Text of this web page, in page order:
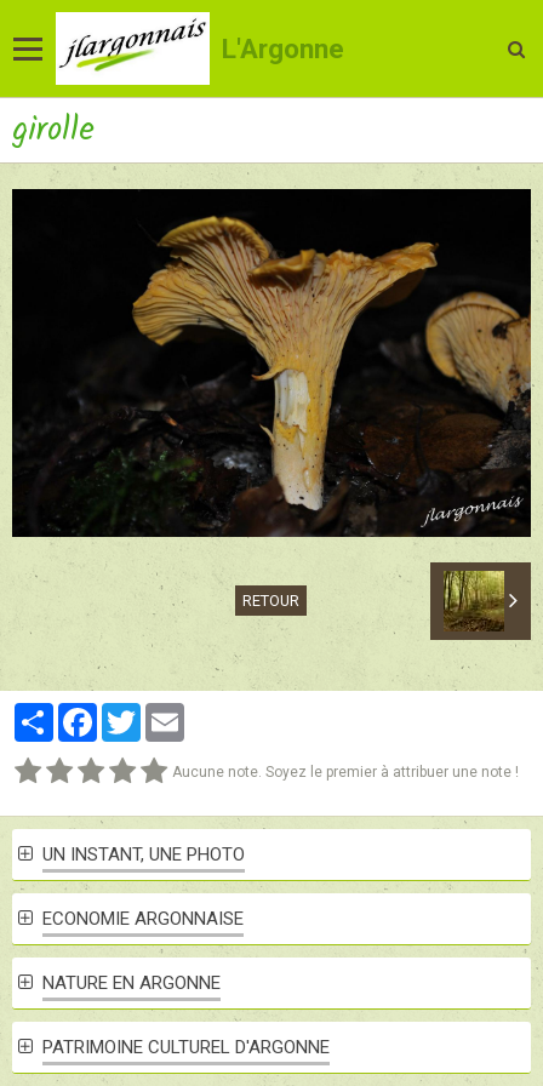
L'Argonne
girolle
RETOUR
PartagerFacebook
Twitter
Aucune note. Soyez le premier à attribuer une note !
UN INSTANT, UNE PHOTO
ECONOMIE ARGONNAISE
NATURE EN ARGONNE
PATRIMOINE CULTUREL D'ARGONNE